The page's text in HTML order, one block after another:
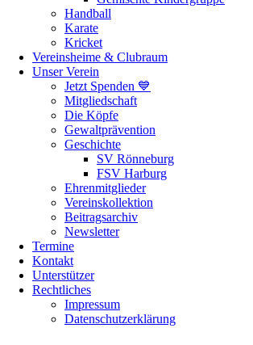
Handball
Karate
Kricket
Vereinsheime & Clubraum
Unser Verein
Jetzt Spenden 💙
Mitgliedschaft
Die Köpfe
Gewaltprävention
Geschichte
SV Rönneburg
FSV Harburg
Ehrenmitglieder
Vereinskollektion
Beitragsarchiv
Newsletter
Termine
Kontakt
Unterstützer
Rechtliches
Impressum
Datenschutzerklärung